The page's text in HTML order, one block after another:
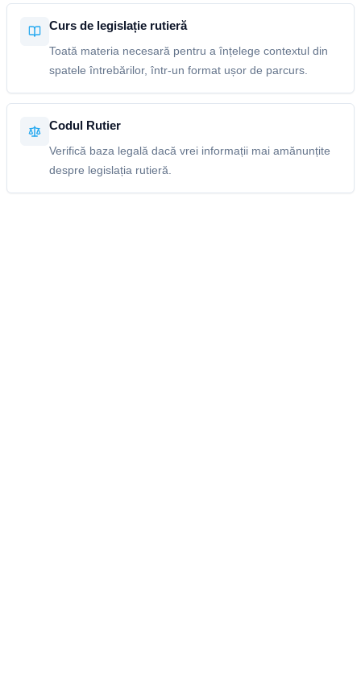
Curs de legislație rutieră
Toată materia necesară pentru a înțelege contextul din
spatele întrebărilor, într-un format ușor de parcurs.
Codul Rutier
Verifică baza legală dacă vrei informații mai amănunțite
despre legislația rutieră.